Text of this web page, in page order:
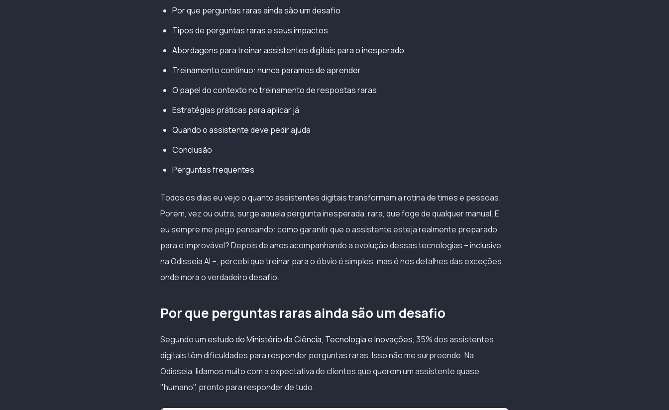
Por que perguntas raras ainda são um desafio
Tipos de perguntas raras e seus impactos
Abordagens para treinar assistentes digitais para o inesperado
Treinamento contínuo: nunca paramos de aprender
O papel do contexto no treinamento de respostas raras
Estratégias práticas para aplicar já
Quando o assistente deve pedir ajuda
Conclusão
Perguntas frequentes
Todos os dias eu vejo o quanto assistentes digitais transformam a rotina de times e pessoas.
Porém, vez ou outra, surge aquela pergunta inesperada, rara, que foge de qualquer manual. E
eu sempre me pego pensando: como garantir que o assistente esteja realmente preparado
para o improvável? Depois de anos acompanhando a evolução dessas tecnologias – inclusive
na Odisseia AI –, percebi que treinar para o óbvio é simples, mas é nos detalhes das exceções
onde mora o verdadeiro desafio.
Por que perguntas raras ainda são um desafio
Segundoum estudo do Ministério da Ciência, Tecnologia e Inovações, 35% dos assistentes
digitais têm dificuldades para responder perguntas raras. Isso não me surpreende. Na
Odisseia, lidamos muito com a expectativa de clientes que querem um assistente quase
"humano", pronto para responder de tudo.